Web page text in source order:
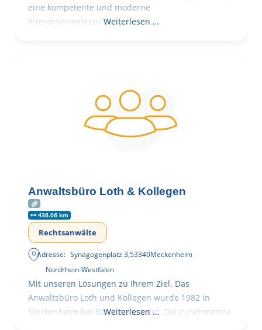
eine kompetente und moderne
Interessenvertretung,Weiterlesen …
Anwaltsbüro Loth & Kollegen
436.06 km
Rechtsanwälte
Adresse: Synagogenplatz 3,53340Meckenheim
Nordrhein-Westfalen
Mit unseren Lösungen zu Ihrem Ziel. Das
Anwaltsbüro Loth und Kollegen wurde 1982 in
Meckenheim bei Bonn gegründet. Die zunehmende
Weiterlesen …